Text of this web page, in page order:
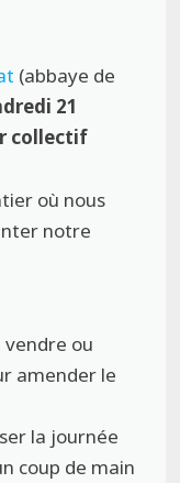
(abbaye de
21
collectif
où nous
notre
ou
amender le
la journée
coup de main